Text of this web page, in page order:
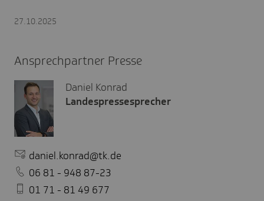
27.10.2025
Ansprechpartner Presse
Daniel Konrad
Landespressesprecher
daniel.konrad@tk.de
06 81 - 948 87-23
01 71 - 81 49 677